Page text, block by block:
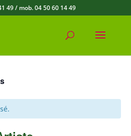
49 / mob. 04 50 60 14 49